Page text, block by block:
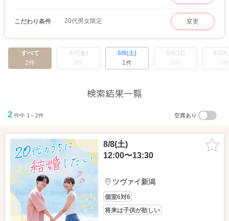
こだわり条件 20代男女限定 変更
すべて
2件
8/7(金)
0件
8/8(土)
1件
8/9(日)
0件
8/10(
0件
検索結果一覧
2 件中 1～2件 空席あり
8/8(土)
12:00〜13:30
ツヴァイ新潟
個室6対6
将来は子供が欲しい